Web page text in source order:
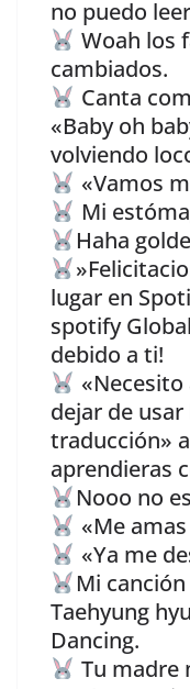
no puedo
Woah los
cambiados.
Canta
«Baby oh
volviendo
«Vamos
Mi
Haha
lugar en
spotify
debido a ti!
dejar de
traducción»
aprendieras
Nooo no
«Me
«Ya me
Mi
Taehyung
Dancing.
Tu madre